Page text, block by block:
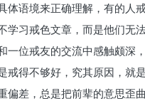
体语境来正确理解，有的人
学习戒色文章，而是他们无
一位戒友的交流中感触颇深
戒得不够好，究其原因，就
偏差，总是把前辈的意思歪